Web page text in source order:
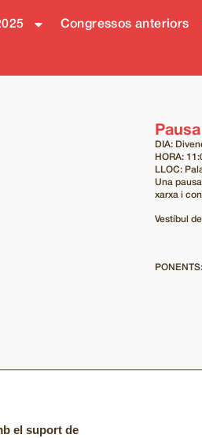
Congressos anteriors
DIA:
HORA:
LLOC:
Una
xarxa i
Vestíbul
PONENTS:
el suport de